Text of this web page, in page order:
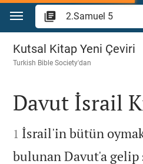
İçeriğe atla
2.Samuel 5
Kutsal Kitap Yeni Çeviri
Turkish Bible Society'dan

Davut İsrail

1 İsrail'in bütün
bulunan Davut'a gelip